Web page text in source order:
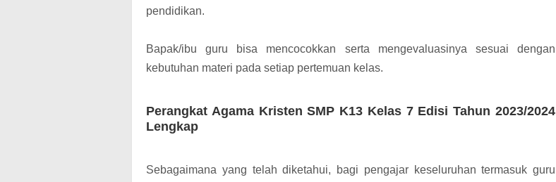
pendidikan.
Bapak/ibu guru bisa mencocokkan serta mengevaluasinya sesuai dengan
kebutuhan materi pada setiap pertemuan kelas.
Perangkat Agama Kristen SMP K13 Kelas 7 Edisi Tahun 2023/2024
Lengkap
Sebagaimana yang telah diketahui, bagi pengajar keseluruhan termasuk guru